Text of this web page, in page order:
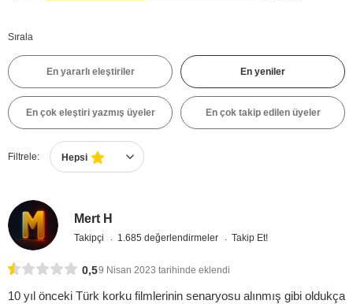
Sırala
En yararlı eleştiriler En yeniler
En çok eleştiri yazmış üyeler En çok takip edilen üyeler
Filtrele: Hepsi
Mert H
Takipçi 1.685 değerlendirmeler Takip Et!
0,59 Nisan 2023 tarihinde eklendi
10 yıl önceki Türk korku filmlerinin senaryosu alınmış gibi oldukça